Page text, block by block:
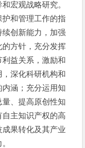
宏观战略研究。
和管理工作的指
创新能力，加强
方针，充分发挥
益关系，激励和
深化科研机构和
涵；充分运用知
、提高原创性知
主知识产权的高
果转化及其产业